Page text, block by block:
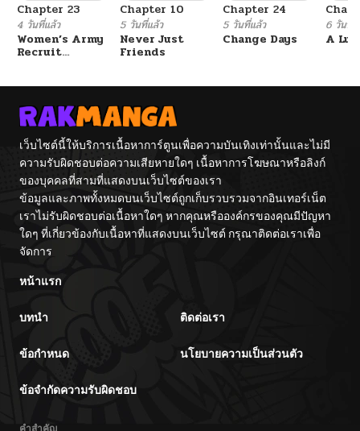
Chapter 23
4 วันที่แล้ว
Women’s Army
Recruit
Chapter 10
5 วันที่แล้ว
Never Just
Friends
Chapter 24
5 วันที่แล้ว
Change Days
6 วันที่
A
เว็บไซต์นี้ให้บริการเนื้อหาการ์ตูนเพื่อความบันเทิงเท่านั้นและไม่มี
ความรับผิดชอบต่อความเสียหายใดๆ เนื้อหาการโฆษณาหรือลิงก์
ของบุคคลที่สามที่แสดงบนเว็บไซต์ของเรา
ข้อมูลและภาพทั้งหมดบนเว็บไซต์ถูกเก็บรวบรวมจากอินเทอร์เน็ต
เราไม่รับผิดชอบต่อเนื้อหาใดๆ หากคุณหรือองค์กรของคุณมีปัญหา
ใดๆ ที่เกี่ยวข้องกับเนื้อหาที่แสดงบนเว็บไซต์ กรุณาติดต่อเราเพื่อ
จัดการ
หน้าแรก
บทนำ ติดต่อเรา
ข้อกำหนด นโยบายความเป็นส่วนตัว
ข้อจำกัดความรับผิดชอบ